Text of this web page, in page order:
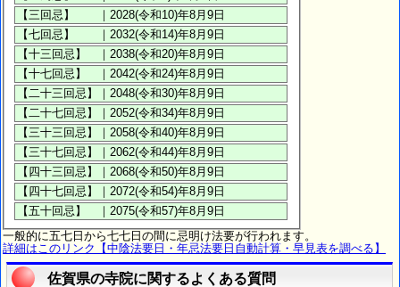
一般的に五七日から七七日の間に忌明け法要が行われます。
詳細はこのリンク【中陰法要日・年忌法要日自動計算・早見表を調べる】
佐賀県の寺院に関するよくある質問